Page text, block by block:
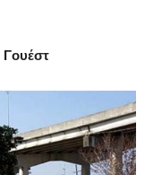
Γουέστ